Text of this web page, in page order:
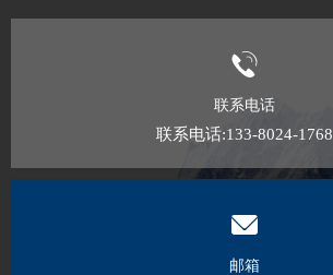
联系电话
联系电话:133-8024-1768
邮箱